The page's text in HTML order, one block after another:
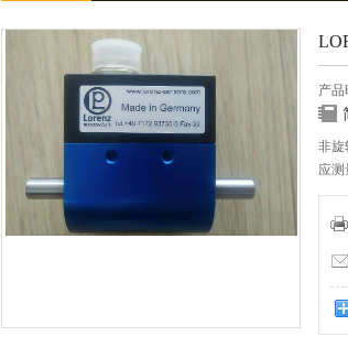
产
非旋
应测